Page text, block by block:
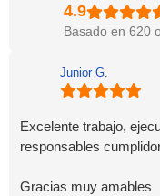
Basado en 620
Junior G.
Excelente trabajo,
responsables
Gracias muy amables